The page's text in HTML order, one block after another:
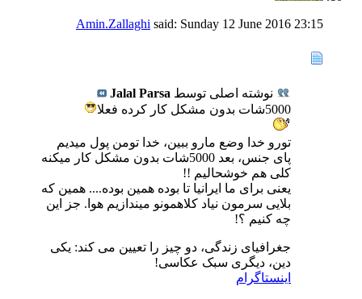
Amin.Zallaghi said: Sunday 12 June 2016 23:15
نوشته اصلی توسط Jalal Parsa
5000شات بدون مشکل کار کرده فعلا
تورو خدا وضع مارو ببین، خدا تومن پول میدیم
پای جنس، بعد 5000شات بدون مشکل کار میکنه
کلی هم خوشحالیم !!
یعنی برای ما ایرانیا تا بوده همین بوده.... همین که
بلایی سرمون نیاد کلاهمونو میندازیم هوا. جز این
چه کنیم ؟!
جغرافیای زندگی، دو چیز را تعیین می کند: یکی
دین، دیگری سبک عکاسی!
اینستاگرام